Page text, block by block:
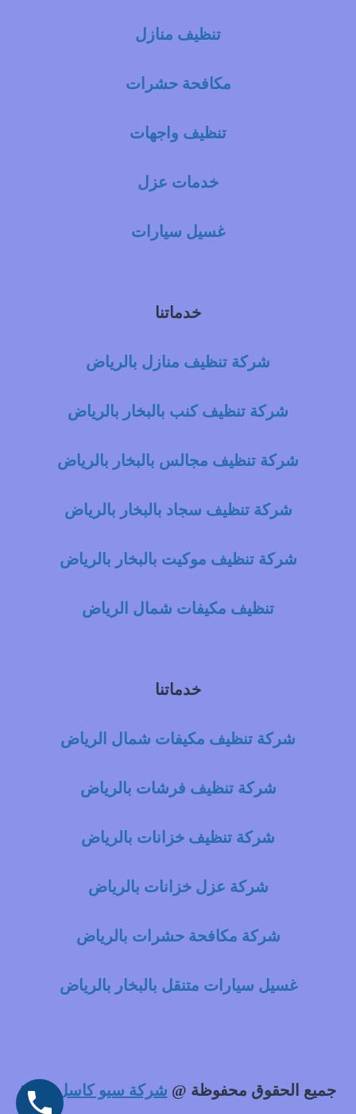
تنظيف منازل
مكافحة حشرات
تنظيف واجهات
خدمات عزل
غسيل سيارات
خدماتنا
شركة تنظيف منازل بالرياض
شركة تنظيف كنب بالبخار بالرياض
شركة تنظيف مجالس بالبخار بالرياض
شركة تنظيف سجاد بالبخار بالرياض
شركة تنظيف موكيت بالبخار بالرياض
تنظيف مكيفات شمال الرياض
خدماتنا
شركة تنظيف مكيفات شمال الرياض
شركة تنظيف فرشات بالرياض
شركة تنظيف خزانات بالرياض
شركة عزل خزانات بالرياض
شركة مكافحة حشرات بالرياض
غسيل سيارات متنقل بالبخار بالرياض
جميع الحقوق محفوظة @ شركة سيو كاسل2021